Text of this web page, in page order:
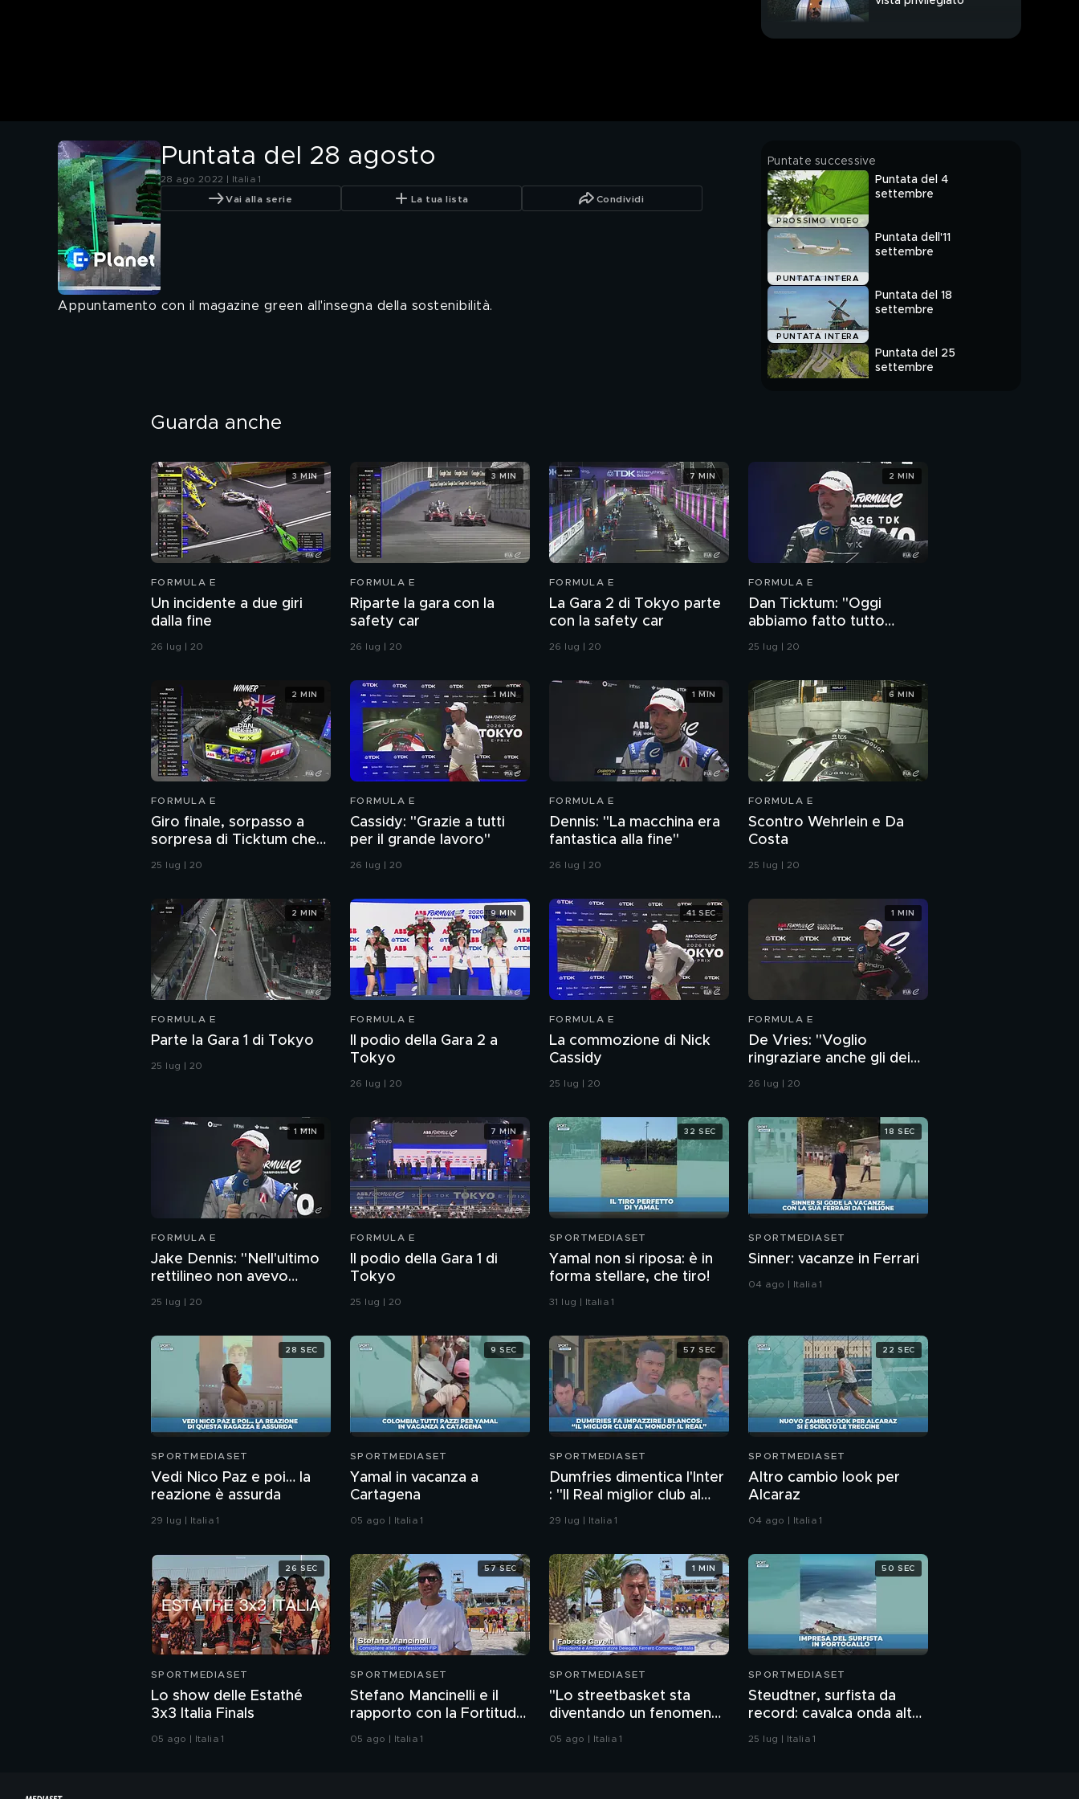
Antonio Giovinazzi
Puntata del 28 agosto
28 ago 2022 | Italia 1
Vai alla serie La tua lista Condividi
Appuntamento con il magazine green all'insegna della sostenibilità.
Puntate successive
PROSSIMO VIDEO
Puntata del 4
settembre
PUNTATA INTERA
Puntata dell'11
settembre
PUNTATA INTERA
Puntata del 18
settembre
Puntata del 25
settembre
Guarda anche
FORMULA E
Un incidente a due giri
dalla fine
26 lug | 20
3 MIN
FORMULA E
Riparte la gara con la
safety car
26 lug | 20
3 MIN
FORMULA E
La Gara 2 di Tokyo parte
con la safety car
26 lug | 20
7 MIN
FORMULA E
Dan Ticktum: "Oggi
abbiamo fatto tutto
perfetto"
25 lug | 20
2 MIN
FORMULA E
Giro finale, sorpasso a
sorpresa di Ticktum che
vince la gara
25 lug | 20
2 MIN
FORMULA E
Cassidy: "Grazie a tutti
per il grande lavoro"
26 lug | 20
1 MIN
FORMULA E
Dennis: "La macchina era
fantastica alla fine"
26 lug | 20
1 MIN
FORMULA E
Scontro Wehrlein e Da
Costa
25 lug | 20
6 MIN
FORMULA E
Parte la Gara 1 di Tokyo
25 lug | 20
2 MIN
FORMULA E
Il podio della Gara 2 a
Tokyo
26 lug | 20
9 MIN
FORMULA E
La commozione di Nick
Cassidy
25 lug | 20
41 SEC
FORMULA E
De Vries: "Voglio
ringraziare anche gli dei
perchè oggi è stata
26 lug | 20
1 MIN
FORMULA E
Jake Dennis: "Nell'ultimo
rettilineo non avevo
molta energia"
25 lug | 20
1 MIN
FORMULA E
Il podio della Gara 1 di
Tokyo
25 lug | 20
7 MIN
SPORTMEDIASET
Yamal non si riposa: è in
forma stellare, che tiro!
31 lug | Italia 1
32 SEC
SPORTMEDIASET
Sinner: vacanze in Ferrari
04 ago | Italia 1
18 SEC
SPORTMEDIASET
Vedi Nico Paz e poi… la
reazione è assurda
29 lug | Italia 1
28 SEC
SPORTMEDIASET
Yamal in vacanza a
Cartagena
05 ago | Italia 1
9 SEC
SPORTMEDIASET
Dumfries dimentica l'Inter
: "Il Real miglior club al
mondo"
29 lug | Italia 1
57 SEC
SPORTMEDIASET
Altro cambio look per
Alcaraz
04 ago | Italia 1
22 SEC
SPORTMEDIASET
Lo show delle Estathé
3x3 Italia Finals
05 ago | Italia 1
26 SEC
SPORTMEDIASET
Stefano Mancinelli e il
rapporto con la Fortitudo:
"Non è solo una squadra,
05 ago | Italia 1
57 SEC
SPORTMEDIASET
"Lo streetbasket sta
diventando un fenomeno
coinvolgente". Così
05 ago | Italia 1
1 MIN
SPORTMEDIASET
Steudtner, surfista da
record: cavalca onda alta
26,2 metri
25 lug | Italia 1
50 SEC